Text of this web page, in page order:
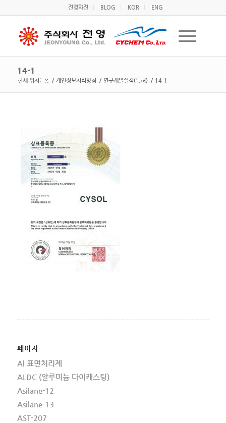
전영화전 BLOG KOR ENG
14-1
현재 위치: 홈 / 개인정보처리방침 / 연구개발실적(특허) / 14-1
페이지
Al 표면처리제
ALDC (알루미늄 다이캐스팅)
Asilane-12
Asilane-13
AST-207